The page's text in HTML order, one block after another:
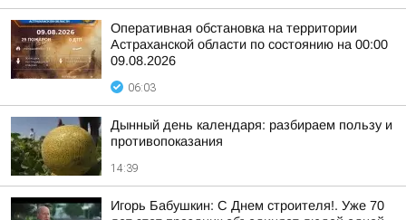
Оперативная обстановка на территории
Астраханской области по состоянию на 00:00
09.08.2026
06:03
Дынный день календаря: разбираем пользу и
противопоказания
14:39
Игорь Бабушкин: С Днем строителя!. Уже 70